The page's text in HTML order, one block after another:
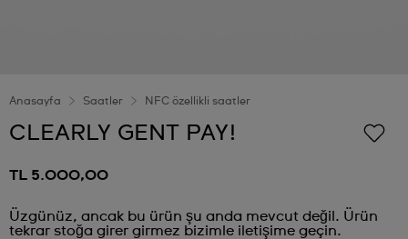
Anasayfa Saatler NFC özellikli saatler
CLEARLY GENT PAY!
TL 5.000,00
Üzgünüz, ancak bu ürün şu anda mevcut değil. Ürün
tekrar stoğa girer girmez bizimle iletişime geçin.